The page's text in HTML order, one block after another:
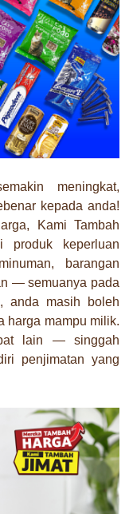
meningkat,
kepada anda!
Kami Tambah
produk keperluan
barangan
— semuanya pada
anda masih boleh
harga mampu milik.
lain — singgah
penjimatan yang